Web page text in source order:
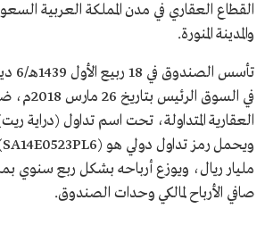
القطاع العقاري في مدن المملكة العربية
والمدينة المنورة.
في السوق
صافي الأرباح لمالكي وحدات الصندوق.